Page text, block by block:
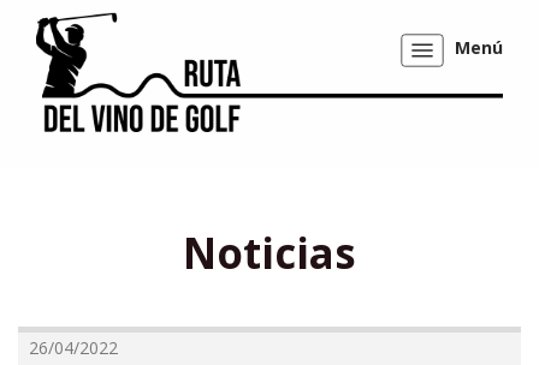
Mostrar/ocultar
navegación
Menú
Noticias
26/04/2022